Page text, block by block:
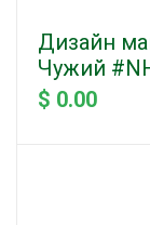
Дизайн
Чужий
$ 0.00